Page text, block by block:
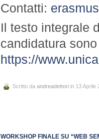
Contatti:
Il testo integrale
candidatura
https://
Scritto da andreadettori in 13 Aprile
WORKSHOP FINALE SU “WEB